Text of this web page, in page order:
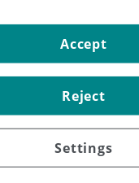
Teknon
Settings
Reject
Accept